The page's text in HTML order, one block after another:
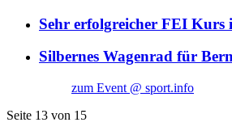
Sehr erfolgreicher FEI Kurs
Silbernes Wagenrad für
zum Event @ sport.info
Seite 13 von 15